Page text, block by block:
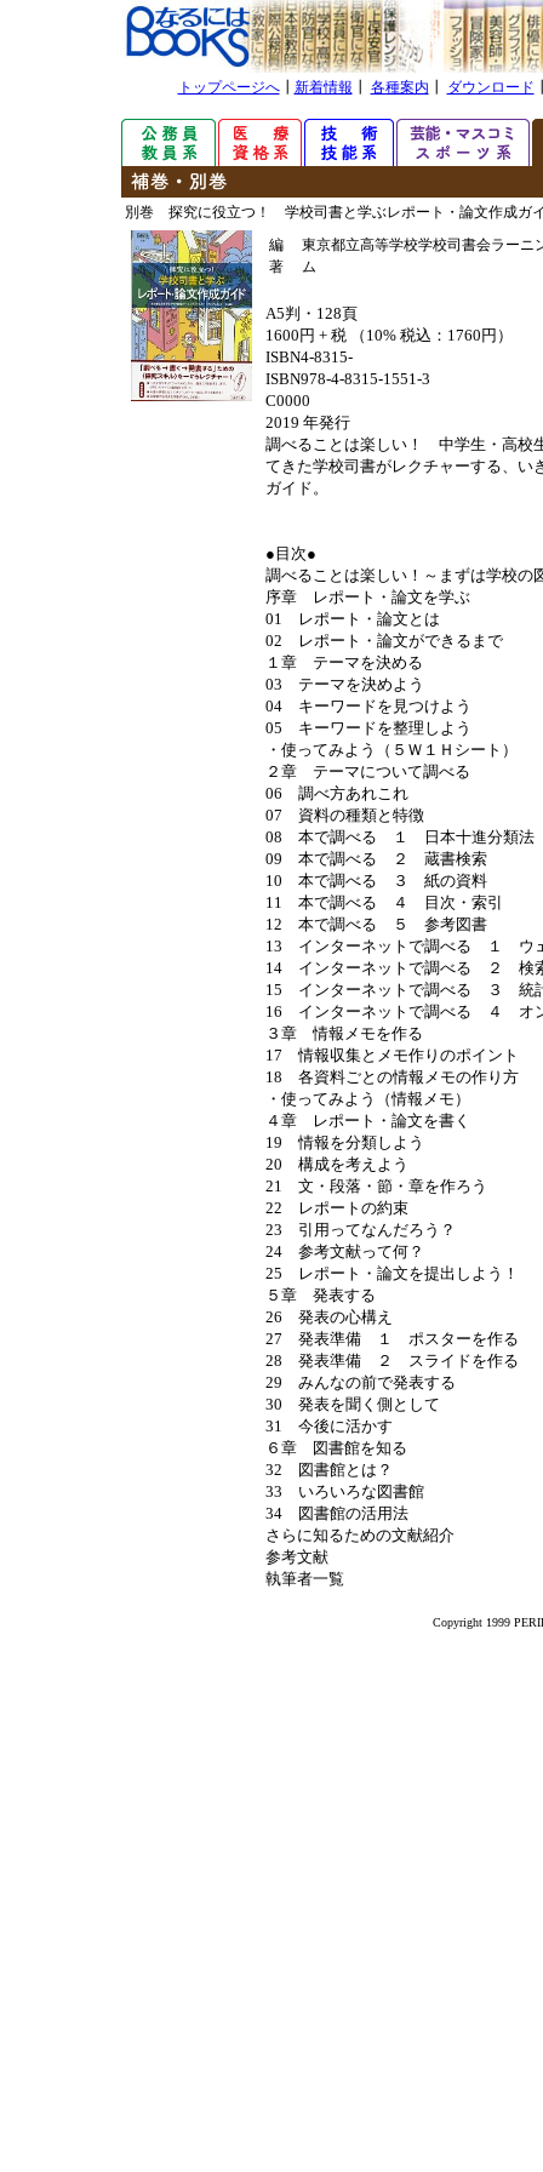
トップページへ┃ 新着情報 各種案内 ダウンロード
別巻 探究に役立つ！ 学校司書と学ぶレポート・論文作成ガ
編
著
東京都立高等学校学校司書会ラーニ
ム
A5判・128頁
1600円 + 税 （10% 税込：1760円）
ISBN4-8315-
ISBN978-4-8315-1551-3
C0000
2019 年発行
調べることは楽しい！ 中学生・高校
てきた学校司書がレクチャーする、い
ガイド。
●目次●
調べることは楽しい！～まずは学校の
序章 レポート・論文を学ぶ
01 レポート・論文とは
02 レポート・論文ができるまで
１章 テーマを決める
03 テーマを決めよう
04 キーワードを見つけよう
05 キーワードを整理しよう
・使ってみよう（５Ｗ１Ｈシート）
２章 テーマについて調べる
06 調べ方あれこれ
07 資料の種類と特徴
08 本で調べる １ 日本十進分類法
09 本で調べる ２ 蔵書検索
10 本で調べる ３ 紙の資料
11 本で調べる ４ 目次・索引
12 本で調べる ５ 参考図書
13 インターネットで調べる １ ウ
14 インターネットで調べる ２ 検
15 インターネットで調べる ３ 統
16 インターネットで調べる ４ オ
３章 情報メモを作る
17 情報収集とメモ作りのポイント
18 各資料ごとの情報メモの作り方
・使ってみよう（情報メモ）
４章 レポート・論文を書く
19 情報を分類しよう
20 構成を考えよう
21 文・段落・節・章を作ろう
22 レポートの約束
23 引用ってなんだろう？
24 参考文献って何？
25 レポート・論文を提出しよう！
５章 発表する
26 発表の心構え
27 発表準備 １ ポスターを作る
28 発表準備 ２ スライドを作る
29 みんなの前で発表する
30 発表を聞く側として
31 今後に活かす
６章 図書館を知る
32 図書館とは？
33 いろいろな図書館
34 図書館の活用法
さらに知るための文献紹介
参考文献
執筆者一覧
Copyright 1999